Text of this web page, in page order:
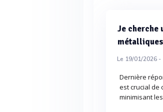
Je cherche
Le 19/01/2026 -
Dernière
est crucial de
minimisant